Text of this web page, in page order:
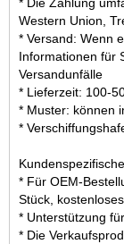
Western Union,
* Versand: Wenn
Informationen für
Versandunfälle
* Lieferzeit: 100-
* Muster: können
*
* Für OEM-
Stück,
* Unterstützung
* Die